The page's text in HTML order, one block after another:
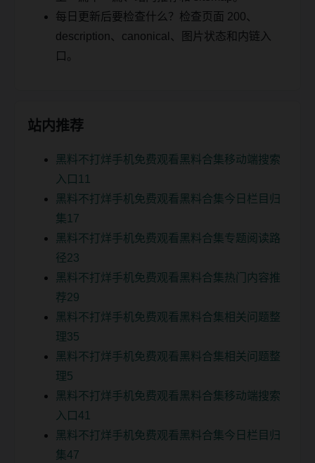
每日更新后要检查什么？检查页面 200、
description、canonical、图片状态和内链入
口。
站内推荐
黑料不打烊手机免费观看黑料合集移动端搜索
入口11
黑料不打烊手机免费观看黑料合集今日栏目归
集17
黑料不打烊手机免费观看黑料合集专题阅读路
径23
黑料不打烊手机免费观看黑料合集热门内容推
荐29
黑料不打烊手机免费观看黑料合集相关问题整
理35
黑料不打烊手机免费观看黑料合集相关问题整
理5
黑料不打烊手机免费观看黑料合集移动端搜索
入口41
黑料不打烊手机免费观看黑料合集今日栏目归
集47